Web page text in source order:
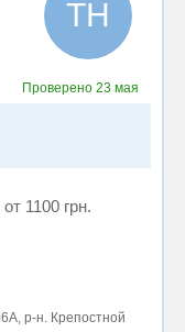
ТН
Проверено 23 мая
от 1100 грн.
р-н. Крепостной